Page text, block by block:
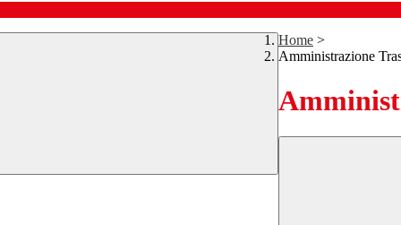
Home >
Amministrazione